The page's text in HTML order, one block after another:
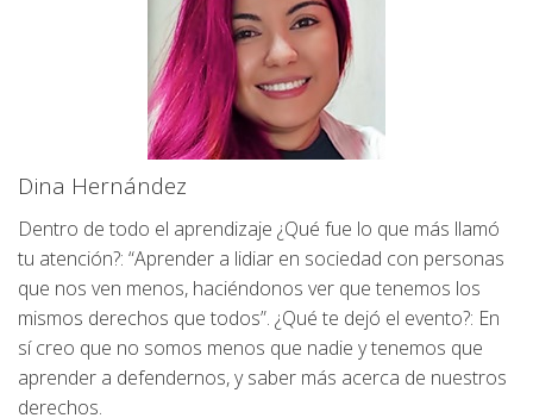
Dina Hernández
Dentro de todo el aprendizaje ¿Qué fue lo que más llamó
tu atención?: “Aprender a lidiar en sociedad con personas
que nos ven menos, haciéndonos ver que tenemos los
mismos derechos que todos”. ¿Qué te dejó el evento?: En
sí creo que no somos menos que nadie y tenemos que
aprender a defendernos, y saber más acerca de nuestros
derechos.